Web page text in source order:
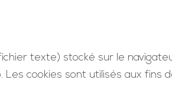
texte) stocké sur le
Les cookies sont utilisés aux